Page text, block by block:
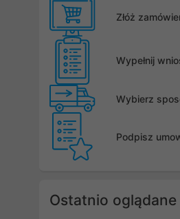
Złóż
Wypełnij
Wybierz
Podpisz
Ostatnio oglądane